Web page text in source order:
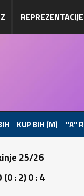
REPREZENTACIJE
KUP BIH (M) "A"
25/26
(0 : 2) 0 : 4